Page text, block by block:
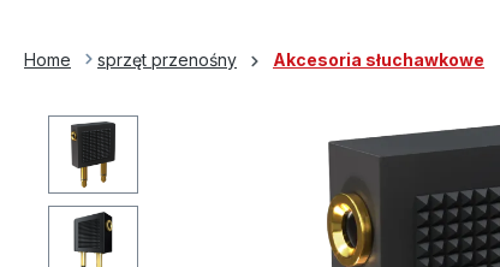
Home sprzęt przenośny Akcesoria słuchawkowe